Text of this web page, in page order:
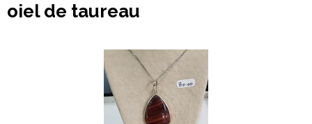
oiel de taureau